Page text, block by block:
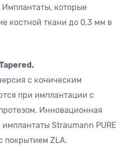
Имплантаты, которые
костной ткани до 0,3 мм в
с коническим
при имплантации с
Инновационная
Straumann PURE
покрытием ZLA.